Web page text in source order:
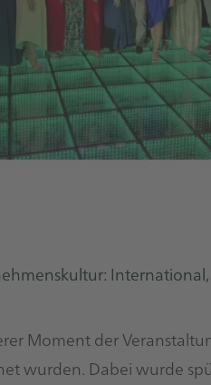
Moment der
wurden. Dabei wurde